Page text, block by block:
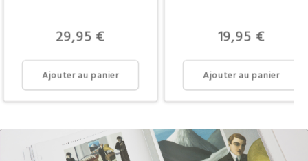
Prix
29,95 €
Ajouter au panier
Prix
19,95 €
Ajouter au panier